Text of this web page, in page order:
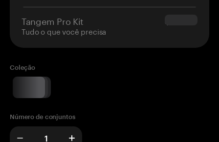
Tangem Pro Kit
Tudo o que você precisa
$180.00
Coleção
Número de conjuntos